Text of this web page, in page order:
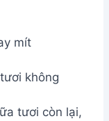
mít
không
tươi còn lại,